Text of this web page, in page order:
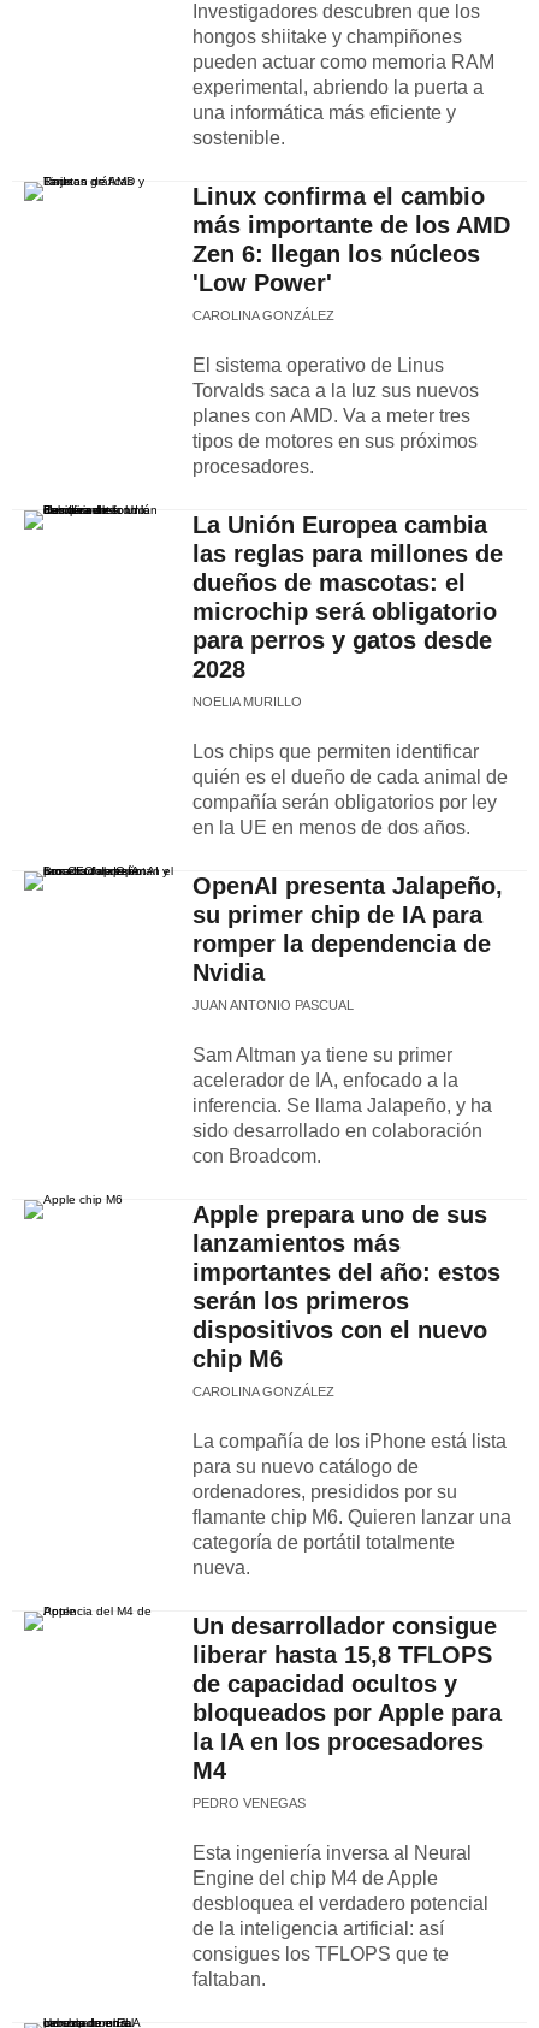
Investigadores descubren que los
hongos shiitake y champiñones
pueden actuar como memoria RAM
experimental, abriendo la puerta a
una informática más eficiente y
sostenible.
Linux confirma el cambio
más importante de los AMD
Zen 6: llegan los núcleos
'Low Power'
CAROLINA GONZÁLEZ
El sistema operativo de Linus
Torvalds saca a la luz sus nuevos
planes con AMD. Va a meter tres
tipos de motores en sus próximos
procesadores.
La Unión Europea cambia
las reglas para millones de
dueños de mascotas: el
microchip será obligatorio
para perros y gatos desde
2028
NOELIA MURILLO
Los chips que permiten identificar
quién es el dueño de cada animal de
compañía serán obligatorios por ley
en la UE en menos de dos años.
OpenAI presenta Jalapeño,
su primer chip de IA para
romper la dependencia de
Nvidia
JUAN ANTONIO PASCUAL
Sam Altman ya tiene su primer
acelerador de IA, enfocado a la
inferencia. Se llama Jalapeño, y ha
sido desarrollado en colaboración
con Broadcom.
Apple prepara uno de sus
lanzamientos más
importantes del año: estos
serán los primeros
dispositivos con el nuevo
chip M6
CAROLINA GONZÁLEZ
La compañía de los iPhone está lista
para su nuevo catálogo de
ordenadores, presididos por su
flamante chip M6. Quieren lanzar una
categoría de portátil totalmente
nueva.
Un desarrollador consigue
liberar hasta 15,8 TFLOPS
de capacidad ocultos y
bloqueados por Apple para
la IA en los procesadores
M4
PEDRO VENEGAS
Esta ingeniería inversa al Neural
Engine del chip M4 de Apple
desbloquea el verdadero potencial
de la inteligencia artificial: así
consigues los TFLOPS que te
faltaban.